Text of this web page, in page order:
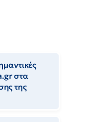
στα
της